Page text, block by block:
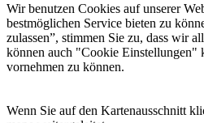
Wir benutzen Cookies auf unserer
bestmöglichen Service bieten zu
zulassen”, stimmen Sie zu, dass wir
können auch "Cookie Einstellungen"
vornehmen zu können.
Wenn Sie auf den Kartenausschnitt